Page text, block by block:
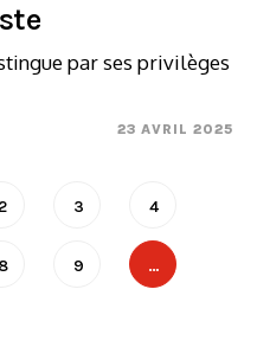
par ses privilèges
23 AVRIL 2025
2 3 4
8 9 …